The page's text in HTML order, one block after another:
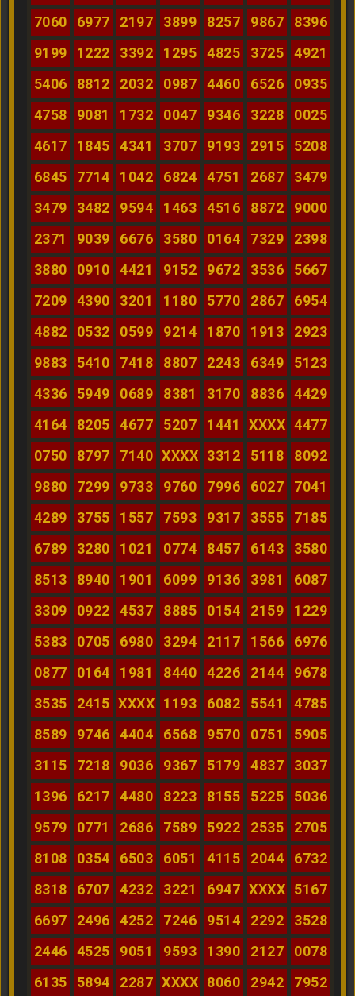
7060
6977 2197 3899 8257 9867
8396
9199
1222 3392 1295 4825 3725
4921
5406
8812 2032 0987 4460 6526
0935
4758
9081 1732 0047 9346 3228
0025
4617
1845 4341 3707 9193 2915
5208
6845
7714 1042 6824 4751 2687
3479
3479
3482 9594 1463 4516 8872
9000
2371
9039 6676 3580 0164 7329
2398
3880
0910 4421 9152 9672 3536
5667
7209
4390 3201 1180 5770 2867
6954
4882
0532 0599 9214 1870 1913
2923
9883
5410 7418 8807 2243 6349
5123
4336
5949 0689 8381 3170 8836
4429
4164
8205 4677 5207 1441 XXXX 4477
0750
8797 7140 XXXX 3312 5118
8092
9880
7299 9733 9760 7996 6027
7041
4289
3755 1557 7593 9317 3555
7185
6789
3280 1021 0774 8457 6143
3580
8513
8940 1901 6099 9136 3981
6087
3309
0922 4537 8885 0154 2159
1229
5383
0705 6980 3294 2117 1566
6976
0877
0164 1981 8440 4226 2144
9678
3535
2415 XXXX 1193 6082 5541
4785
8589
9746 4404 6568 9570 0751
5905
3115
7218 9036 9367 5179 4837
3037
1396
6217 4480 8223 8155 5225
5036
9579
0771 2686 7589 5922 2535
2705
8108
0354 6503 6051 4115 2044
6732
8318
6707 4232 3221 6947 XXXX 5167
6697
2496 4252 7246 9514 2292
3528
2446
4525 9051 9593 1390 2127
0078
6135
5894 2287 XXXX 8060 2942 7952